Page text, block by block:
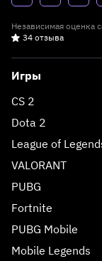
Независимая оценка
34 отзыва
Игры
CS 2
Dota 2
League of
VALORANT
PUBG
Fortnite
PUBG Mobile
Mobile Legends